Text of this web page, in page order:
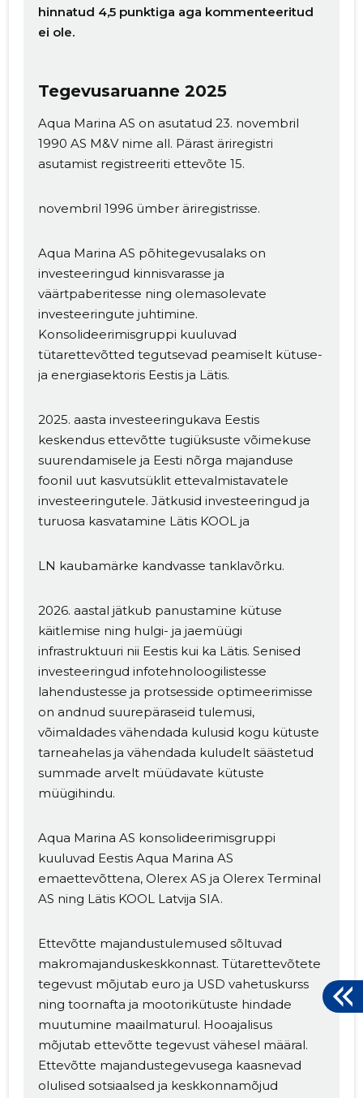
hinnatud 4,5 punktiga aga kommenteeritud
ei ole.
Tegevusaruanne 2025
Aqua Marina AS on asutatud 23. novembril
1990 AS M&V nime all. Pärast äriregistri
asutamist registreeriti ettevõte 15.
novembril 1996 ümber äriregistrisse.
Aqua Marina AS põhitegevusalaks on
investeeringud kinnisvarasse ja
väärtpaberitesse ning olemasolevate
investeeringute juhtimine.
Konsolideerimisgruppi kuuluvad
tütarettevõtted tegutsevad peamiselt kütuse-
ja energiasektoris Eestis ja Lätis.
2025. aasta investeeringukava Eestis
keskendus ettevõtte tugiüksuste võimekuse
suurendamisele ja Eesti nõrga majanduse
foonil uut kasvutsüklit ettevalmistavatele
investeeringutele. Jätkusid investeeringud ja
turuosa kasvatamine Lätis KOOL ja
LN kaubamärke kandvasse tanklavõrku.
2026. aastal jätkub panustamine kütuse
käitlemise ning hulgi- ja jaemüügi
infrastruktuuri nii Eestis kui ka Lätis. Senised
investeeringud infotehnoloogilistesse
lahendustesse ja protsesside optimeerimisse
on andnud suurepäraseid tulemusi,
võimaldades vähendada kulusid kogu kütuste
tarneahelas ja vähendada kuludelt säästetud
summade arvelt müüdavate kütuste
müügihindu.
Aqua Marina AS konsolideerimisgruppi
kuuluvad Eestis Aqua Marina AS
emaettevõttena, Olerex AS ja Olerex Terminal
AS ning Lätis KOOL Latvija SIA.
Ettevõtte majandustulemused sõltuvad
makromajanduskeskkonnast. Tütarettevõtete
tegevust mõjutab euro ja USD vahetuskurss
ning toornafta ja mootorikütuste hindade
muutumine maailmaturul. Hooajalisus
mõjutab ettevõtte tegevust vähesel määral.
Ettevõtte majandustegevusega kaasnevad
olulised sotsiaalsed ja keskkonnamõjud